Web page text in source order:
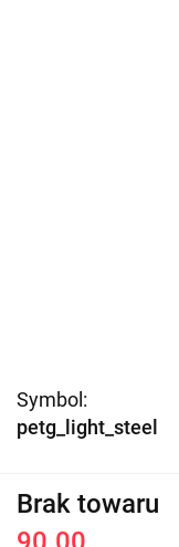
Symbol:
petg_light_steel
Brak towaru